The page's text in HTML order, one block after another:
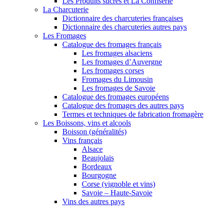
La Charcuterie
Dictionnaire des charcuteries françaises
Dictionnaire des charcuteries autres pays
Les Fromages
Catalogue des fromages français
Les fromages alsaciens
Les fromages d’Auvergne
Les fromages corses
Fromages du Limousin
Les fromages de Savoie
Catalogue des fromages européens
Catalogue des fromages des autres pays
Termes et techniques de fabrication fromagère
Les Boissons, vins et alcools
Boisson (généralités)
Vins français
Alsace
Beaujolais
Bordeaux
Bourgogne
Corse (vignoble et vins)
Savoie – Haute-Savoie
Vins des autres pays